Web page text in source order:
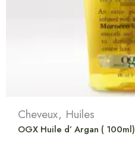
Cheveux, Huiles
OGX Huile d’ Argan ( 100ml)